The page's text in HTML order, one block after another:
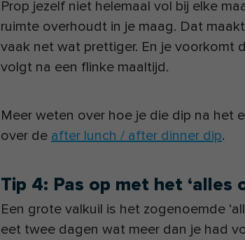
Prop jezelf niet helemaal vol bij elke
ruimte overhoudt in je maag. Dat
vaak net wat prettiger. En je voorkomt
volgt na een flinke maaltijd.
Meer weten over hoe je die dip na het
over de after lunch / after dinner dip.
Tip 4: Pas op met het ‘alles
Een grote valkuil is het zogenoemde
eet twee dagen wat meer dan je had